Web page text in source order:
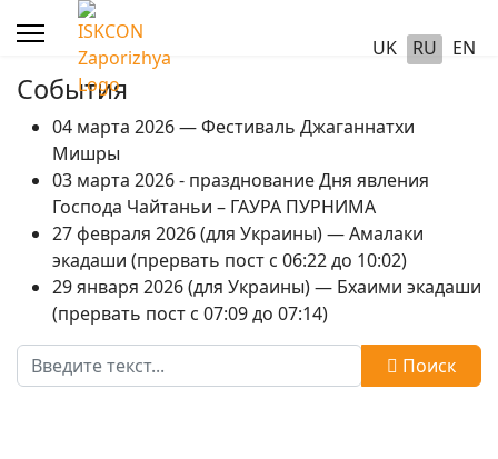
UK RU EN
События
04 марта 2026 — Фестиваль Джаганнатхи
Мишры
03 марта 2026 - празднование Дня явления
Господа Чайтаньи – ГАУРА ПУРНИМА
27 февраля 2026 (для Украины) — Амалаки
экадаши (прервать пост с 06:22 до 10:02)
29 января 2026 (для Украины) — Бхаими экадаши
(прервать пост с 07:09 до 07:14)
Поиск
Поиск